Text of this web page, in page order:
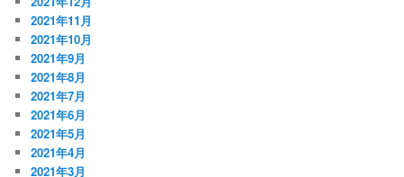
2021年11月
2021年10月
2021年9月
2021年8月
2021年7月
2021年6月
2021年5月
2021年4月
2021年3月